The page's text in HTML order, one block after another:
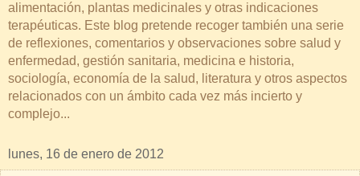
alimentación, plantas medicinales y otras indicaciones
terapéuticas. Este blog pretende recoger también una serie
de reflexiones, comentarios y observaciones sobre salud y
enfermedad, gestión sanitaria, medicina e historia,
sociología, economía de la salud, literatura y otros aspectos
relacionados con un ámbito cada vez más incierto y
complejo...
lunes, 16 de enero de 2012